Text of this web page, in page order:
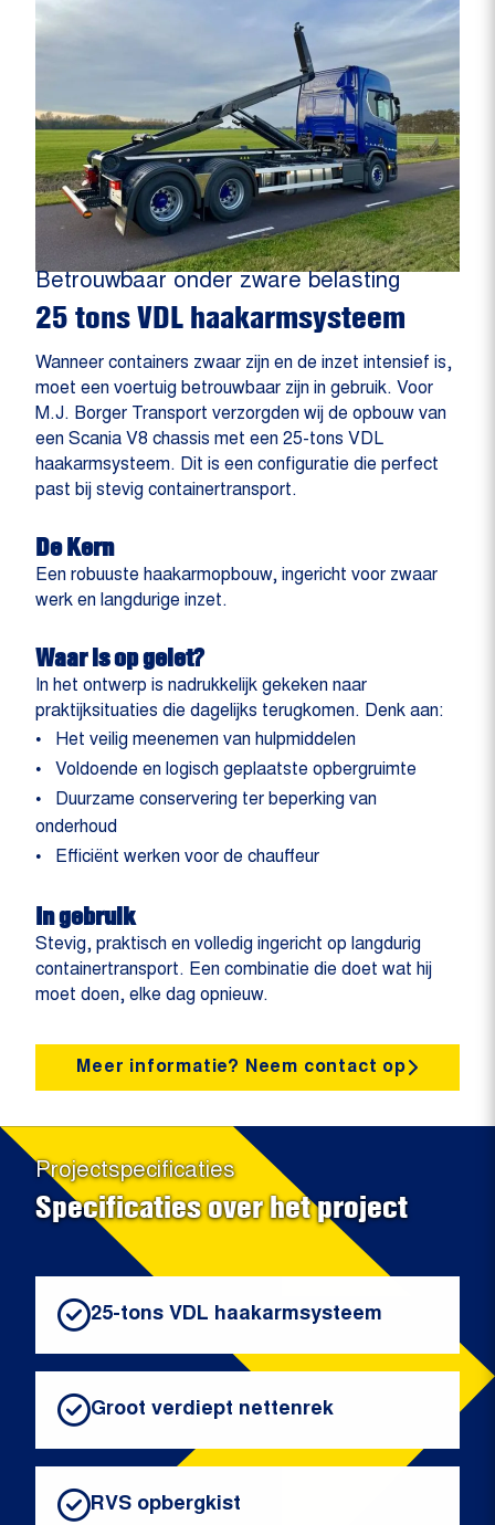
Betrouwbaar onder zware belasting
25 tons VDL haakarmsysteem
Wanneer containers zwaar zijn en de inzet intensief is,
moet een voertuig betrouwbaar zijn in gebruik. Voor
M.J. Borger Transport verzorgden wij de opbouw van
een Scania V8 chassis met een 25-tons VDL
haakarmsysteem. Dit is een configuratie die perfect
past bij stevig containertransport.
De Kern
Een robuuste haakarmopbouw, ingericht voor zwaar
werk en langdurige inzet.
Waar is op gelet?
In het ontwerp is nadrukkelijk gekeken naar
praktijksituaties die dagelijks terugkomen. Denk aan:
Het veilig meenemen van hulpmiddelen
Voldoende en logisch geplaatste opbergruimte
Duurzame conservering ter beperking van
onderhoud
Efficiënt werken voor de chauffeur
In gebruik
Stevig, praktisch en volledig ingericht op langdurig
containertransport. Een combinatie die doet wat hij
moet doen, elke dag opnieuw.
Meer informatie? Neem contact op
Projectspecificaties
Specificaties over het project
25-tons VDL haakarmsysteem
Groot verdiept nettenrek
RVS opbergkist